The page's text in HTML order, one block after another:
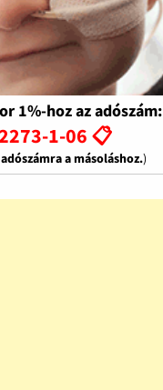
1%-hoz az adószám:
1-06 📋
a másoláshoz.)